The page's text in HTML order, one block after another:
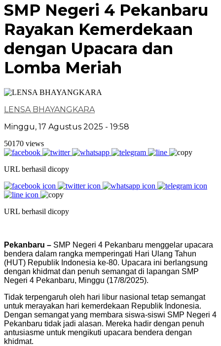
SMP Negeri 4 Pekanbaru
Rayakan Kemerdekaan
dengan Upacara dan
Lomba Meriah
LENSA BHAYANGKARA
Minggu, 17 Agustus 2025 - 19:58
50170 views
URL berhasil dicopy
URL berhasil dicopy
Pekanbaru – SMP Negeri 4 Pekanbaru menggelar upacara
bendera dalam rangka memperingati Hari Ulang Tahun
(HUT) Republik Indonesia ke-80. Upacara ini berlangsung
dengan khidmat dan penuh semangat di lapangan SMP
Negeri 4 Pekanbaru, Minggu (17/8/2025).
Tidak terpengaruh oleh hari libur nasional tetap semangat
untuk merayakan hari kemerdekaan Republik Indonesia.
Dengan semangat yang membara siswa-siswi SMP Negeri 4
Pekanbaru tidak jadi alasan. Mereka hadir dengan penuh
antusiasme untuk mengikuti upacara bendera dengan
khidmat.